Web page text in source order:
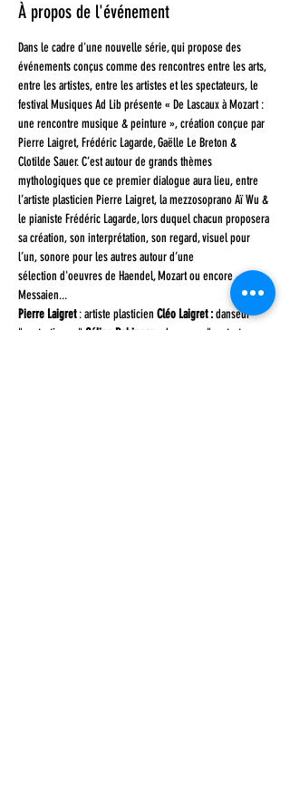
À propos de l'événement
Dans le cadre d'une nouvelle série, qui propose des
événements conçus comme des rencontres entre les arts,
entre les artistes, entre les artistes et les spectateurs, le
festival Musiques Ad Lib présente « De Lascaux à Mozart :
une rencontre musique & peinture », création conçue par
Pierre Laigret, Frédéric Lagarde, Gaëlle Le Breton &
Clotilde Sauer. C’est autour de grands thèmes
mythologiques que ce premier dialogue aura lieu, entre
l’artiste plasticien Pierre Laigret, la mezzosoprano Aï Wu &
le pianiste Frédéric Lagarde, lors duquel chacun proposera
sa création, son interprétation, son regard, visuel pour
l’un, sonore pour les autres autour d’une
sélection d'oeuvres de Haendel, Mozart ou encore
Messaien...
Pierre Laigret : artiste plasticien Cléo Laigret : danseur
"contactimpro" Céline Robineau :
danseuse "contact-